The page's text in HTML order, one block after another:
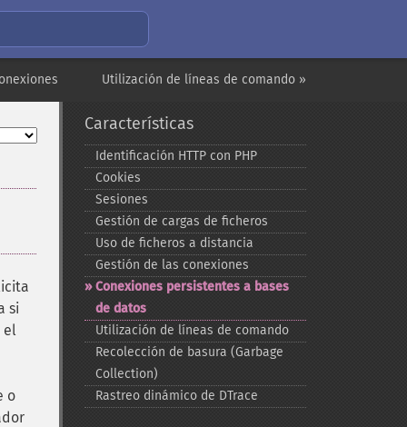
Utilización de líneas de comando »
si
el
o
Características
Identificación HTTP con PHP
Cookies
Sesiones
Gestión de cargas de ficheros
Uso de ficheros a distancia
Gestión de las conexiones
Conexiones persistentes a bases
de datos
Utilización de líneas de comando
Recolección de basura (Garbage
Collection)
Rastreo dinámico de DTrace